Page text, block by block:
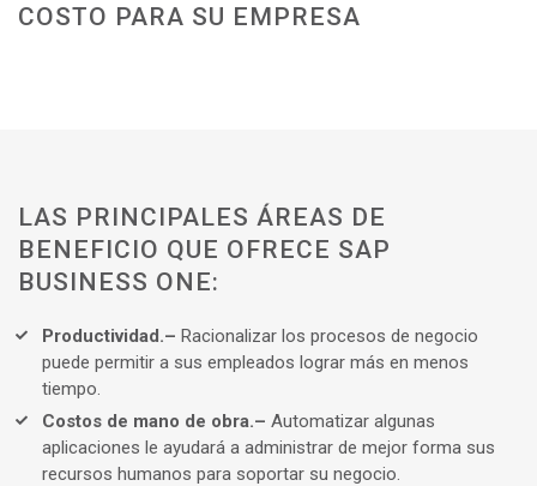
COSTO PARA SU EMPRESA
LAS PRINCIPALES ÁREAS DE
BENEFICIO QUE OFRECE SAP
BUSINESS ONE:
Productividad.– Racionalizar los procesos de negocio
puede permitir a sus empleados lograr más en menos
tiempo.
Costos de mano de obra.– Automatizar algunas
aplicaciones le ayudará a administrar de mejor forma sus
recursos humanos para soportar su negocio.